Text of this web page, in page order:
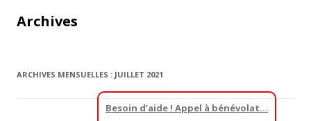
Archives
ARCHIVES MENSUELLES : JUILLET 2021
Besoin d’aide ! Appel à bénévolat…